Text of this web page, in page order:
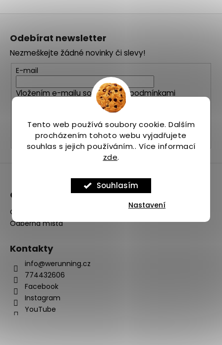
Tento web používá soubory cookie. Dalším
procházením tohoto webu vyjadřujete
souhlas s jejich používáním.. Více informací
zde.
Souhlasím
Nastavení
Odebírat newsletter
Nezmeškejte žádné novinky či slevy!
E-mail
Vložením e-mailu souhlasíte s podmínkami
ochrany osobních údajů
PŘIHLÁSIT SE
O nás
O firmě
Odběrná místa
Kontakty
info@werunning.cz
774432606
Facebook
Instagram
YouTube